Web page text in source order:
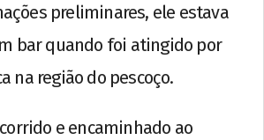
preliminares, ele estava
bar quando foi atingido por
na região do pescoço.
e encaminhado ao